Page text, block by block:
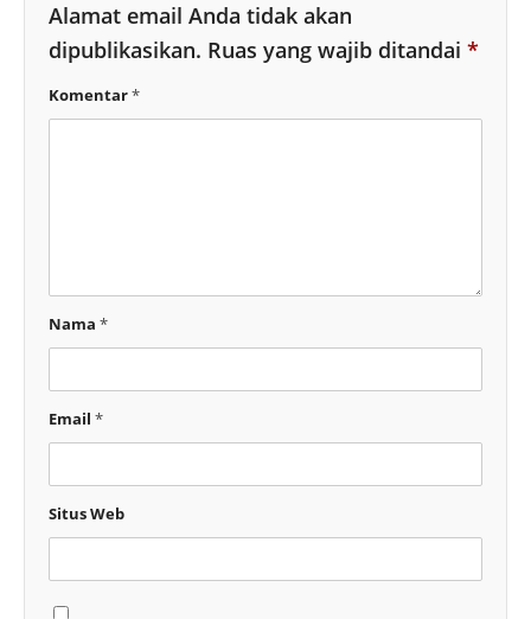
Alamat email Anda tidak akan
dipublikasikan. Ruas yang wajib ditandai *
Komentar*
Nama *
Email *
Situs Web